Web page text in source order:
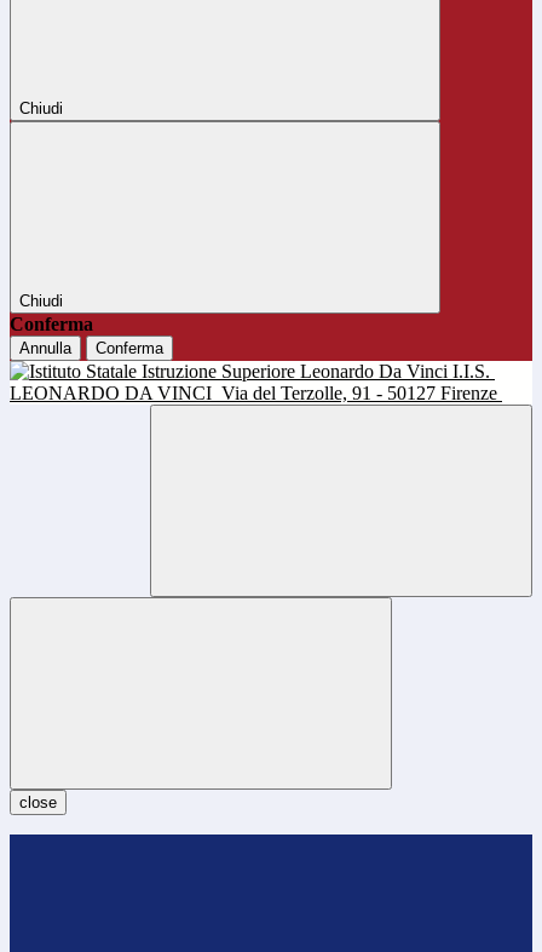
Chiudi
Chiudi
Conferma
Annulla Conferma
I.I.S.
LEONARDO DA VINCI Via del Terzolle, 91 - 50127 Firenze
close